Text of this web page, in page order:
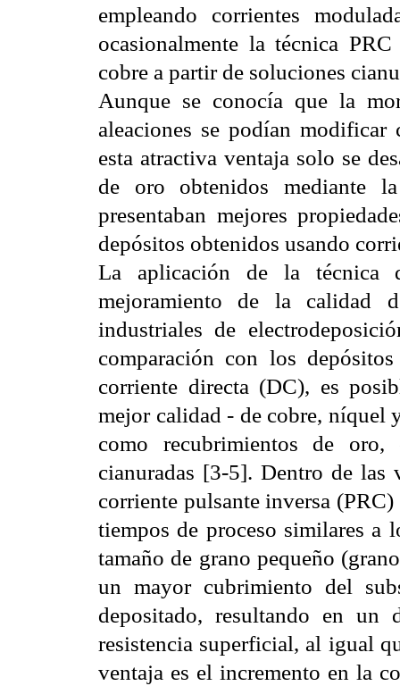
empleando corrientes
ocasionalmente la técnica
cobre a partir de soluciones
Aunque se conocía que la
aleaciones se podían
esta atractiva ventaja solo se
de oro obtenidos mediante
presentaban mejores
depósitos obtenidos usando
La aplicación de la técnica
mejoramiento de la calidad
industriales de
comparación con los
corriente directa (DC), es
mejor calidad - de cobre, níquel
como recubrimientos de
cianuradas [3-5]. Dentro de las
corriente pulsante inversa
tiempos de proceso similares
tamaño de grano pequeño
un mayor cubrimiento del
depositado, resultando en un
resistencia superficial, al igual
ventaja es el incremento en la